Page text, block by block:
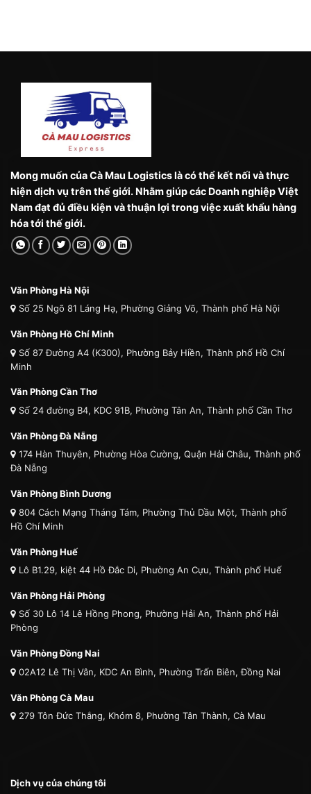
Mong muốn của Cà Mau Logistics là có thể kết nối và thực
hiện dịch vụ trên thế giới. Nhằm giúp các Doanh nghiệp Việt
Nam đạt đủ điều kiện và thuận lợi trong việc xuất khẩu hàng
hóa tới thế giới.
Văn Phòng Hà Nội
Số 25 Ngõ 81 Láng Hạ, Phường Giảng Võ, Thành phố Hà Nội
Văn Phòng Hồ Chí Minh
Số 87 Đường A4 (K300), Phường Bảy Hiền, Thành phố Hồ Chí
Minh
Văn Phòng Cần Thơ
Số 24 đường B4, KDC 91B, Phường Tân An, Thành phố Cần Thơ
Văn Phòng Đà Nẵng
174 Hàn Thuyên, Phường Hòa Cường, Quận Hải Châu, Thành phố
Đà Nẵng
Văn Phòng Bình Dương
804 Cách Mạng Tháng Tám, Phường Thủ Dầu Một, Thành phố
Hồ Chí Minh
Văn Phòng Huế
Lô B1.29, kiệt 44 Hồ Đắc Di, Phường An Cựu, Thành phố Huế
Văn Phòng Hải Phòng
Số 30 Lô 14 Lê Hồng Phong, Phường Hải An, Thành phố Hải
Phòng
Văn Phòng Đồng Nai
02A12 Lê Thị Vân, KDC An Bình, Phường Trấn Biên, Đồng Nai
Văn Phòng Cà Mau
279 Tôn Đức Thắng, Khóm 8, Phường Tân Thành, Cà Mau
Dịch vụ của chúng tôi